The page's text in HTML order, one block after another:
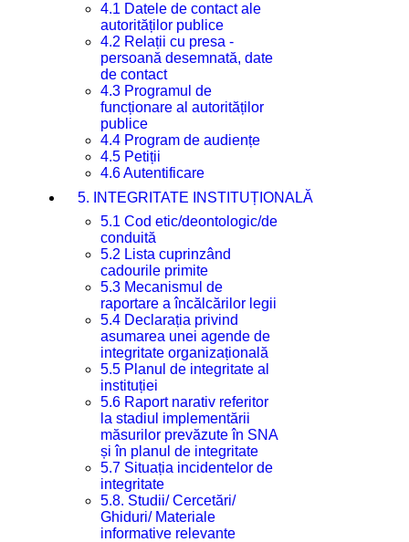
4.1 Datele de contact ale
autorităților publice
4.2 Relații cu presa -
persoană desemnată, date
de contact
4.3 Programul de
funcționare al autorităților
publice
4.4 Program de audiențe
4.5 Petiții
4.6 Autentificare
5. INTEGRITATE INSTITUȚIONALĂ
5.1 Cod etic/deontologic/de
conduită
5.2 Lista cuprinzând
cadourile primite
5.3 Mecanismul de
raportare a încălcărilor legii
5.4 Declarația privind
asumarea unei agende de
integritate organizațională
5.5 Planul de integritate al
instituției
5.6 Raport narativ referitor
la stadiul implementării
măsurilor prevăzute în SNA
și în planul de integritate
5.7 Situația incidentelor de
integritate
5.8. Studii/ Cercetări/
Ghiduri/ Materiale
informative relevante